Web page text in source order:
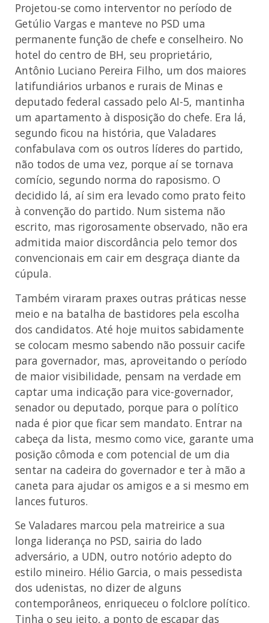
Projetou-se como interventor no período de
Getúlio Vargas e manteve no PSD uma
permanente função de chefe e conselheiro. No
hotel do centro de BH, seu proprietário,
Antônio Luciano Pereira Filho, um dos maiores
latifundiários urbanos e rurais de Minas e
deputado federal cassado pelo AI-5, mantinha
um apartamento à disposição do chefe. Era lá,
segundo ficou na história, que Valadares
confabulava com os outros líderes do partido,
não todos de uma vez, porque aí se tornava
comício, segundo norma do raposismo. O
decidido lá, aí sim era levado como prato feito
à convenção do partido. Num sistema não
escrito, mas rigorosamente observado, não era
admitida maior discordância pelo temor dos
convencionais em cair em desgraça diante da
cúpula.
Também viraram praxes outras práticas nesse
meio e na batalha de bastidores pela escolha
dos candidatos. Até hoje muitos sabidamente
se colocam mesmo sabendo não possuir cacife
para governador, mas, aproveitando o período
de maior visibilidade, pensam na verdade em
captar uma indicação para vice-governador,
senador ou deputado, porque para o político
nada é pior que ficar sem mandato. Entrar na
cabeça da lista, mesmo como vice, garante uma
posição cômoda e com potencial de um dia
sentar na cadeira do governador e ter à mão a
caneta para ajudar os amigos e a si mesmo em
lances futuros.
Se Valadares marcou pela matreirice a sua
longa liderança no PSD, sairia do lado
adversário, a UDN, outro notório adepto do
estilo mineiro. Hélio Garcia, o mais pessedista
dos udenistas, no dizer de alguns
contemporâneos, enriqueceu o folclore político.
Tinha o seu jeito, a ponto de escapar das